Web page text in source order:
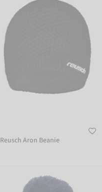
Reusch Aron Beanie